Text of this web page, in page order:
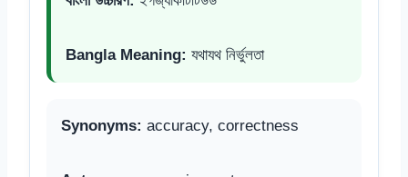
Bangla Meaning: যথাযথ নির্ভুলতা
Synonyms: accuracy, correctness